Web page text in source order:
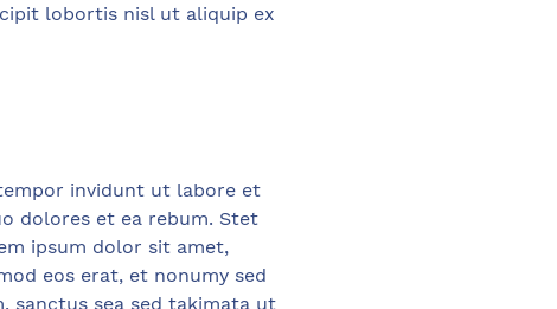
lobortis nisl ut aliquip ex
invidunt ut labore et
dolores et ea rebum. Stet
ipsum dolor sit amet,
eos erat, et nonumy sed
sanctus sea sed takimata ut